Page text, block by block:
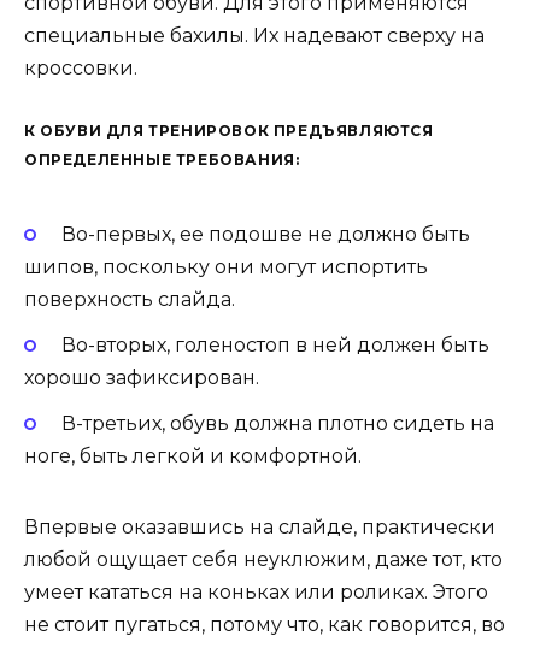
специальные бахилы. Их надевают сверху на
кроссовки.
К ОБУВИ ДЛЯ ТРЕНИРОВОК ПРЕДЪЯВЛЯЮТСЯ
ОПРЕДЕЛЕННЫЕ ТРЕБОВАНИЯ:
Во-первых, ее подошве не должно быть
шипов, поскольку они могут испортить
поверхность слайда.
Во-вторых, голеностоп в ней должен быть
хорошо зафиксирован.
В-третьих, обувь должна плотно сидеть на
ноге, быть легкой и комфортной.
Впервые оказавшись на слайде, практически
любой ощущает себя неуклюжим, даже тот, кто
умеет кататься на коньках или роликах. Этого
не стоит пугаться, потому что, как говорится, во